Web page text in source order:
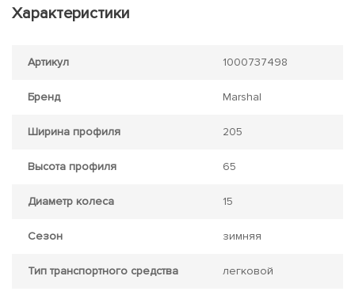
Характеристики
Артикул 1000737498
Бренд Marshal
Ширина профиля 205
Высота профиля 65
Диаметр колеса 15
Сезон зимняя
Тип транспортного средства легковой